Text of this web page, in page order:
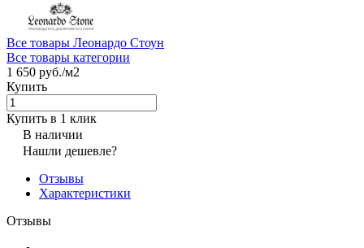
Все товары Леонардо Стоун
Все товары категории
1 650 руб./м2
Купить
Купить в 1 клик
В наличии
Нашли дешевле?
Отзывы
Характеристики
Отзывы